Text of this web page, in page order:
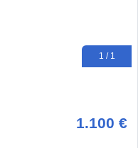
1 / 1
1.100 €